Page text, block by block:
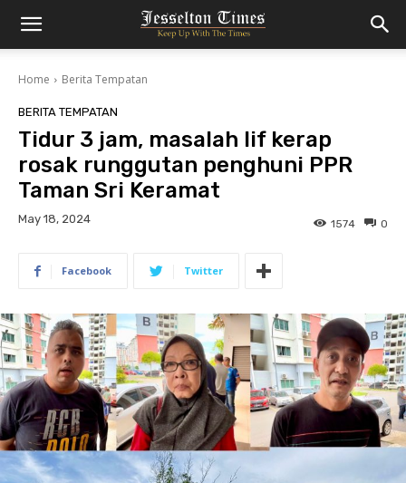
Home Berita Tempatan
BERITA TEMPATAN
Tidur 3 jam, masalah lif kerap
rosak runggutan penghuni PPR
Taman Sri Keramat
May 18, 2024 0
1574
Facebook Twitter